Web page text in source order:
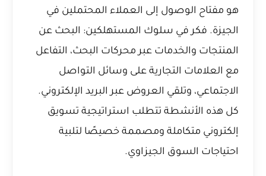
هو مفتاح الوصول إلى العملاء المحتملين في
الجيزة. فكر في سلوك المستهلكين: البحث عن
المنتجات والخدمات عبر محركات البحث، التفاعل
مع العلامات التجارية على وسائل التواصل
الاجتماعي، وتلقي العروض عبر البريد الإلكتروني.
كل هذه الأنشطة تتطلب استراتيجية تسويق
إلكتروني متكاملة ومصممة خصيصًا لتلبية
احتياجات السوق الجيزاوي.